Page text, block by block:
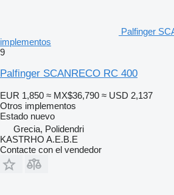
Palfinger
implementos
9
Palfinger SCANRECO RC 400
EUR 1,850 ≈ MX$36,790 ≈ USD 2,137
Otros implementos
Estado nuevo
Grecia, Polidendri
KASTRHO A.E.B.E
Contacte con el vendedor